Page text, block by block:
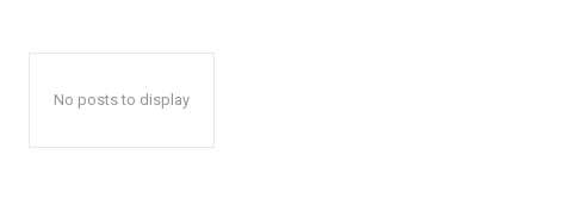
No posts to display